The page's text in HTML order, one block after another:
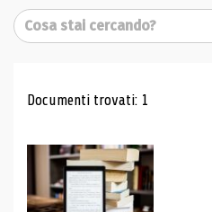
Cerca
Risultati di
Documenti trovati: 1